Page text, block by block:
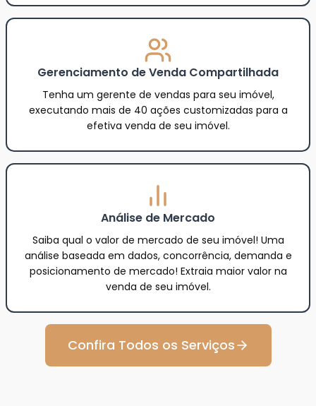
Gerenciamento de Venda Compartilhada
Tenha um gerente de vendas para seu imóvel,
executando mais de 40 ações customizadas para a
efetiva venda de seu imóvel.
Análise de Mercado
Saiba qual o valor de mercado de seu imóvel! Uma
análise baseada em dados, concorrência, demanda e
posicionamento de mercado! Extraia maior valor na
venda de seu imóvel.
Confira Todos os Serviços